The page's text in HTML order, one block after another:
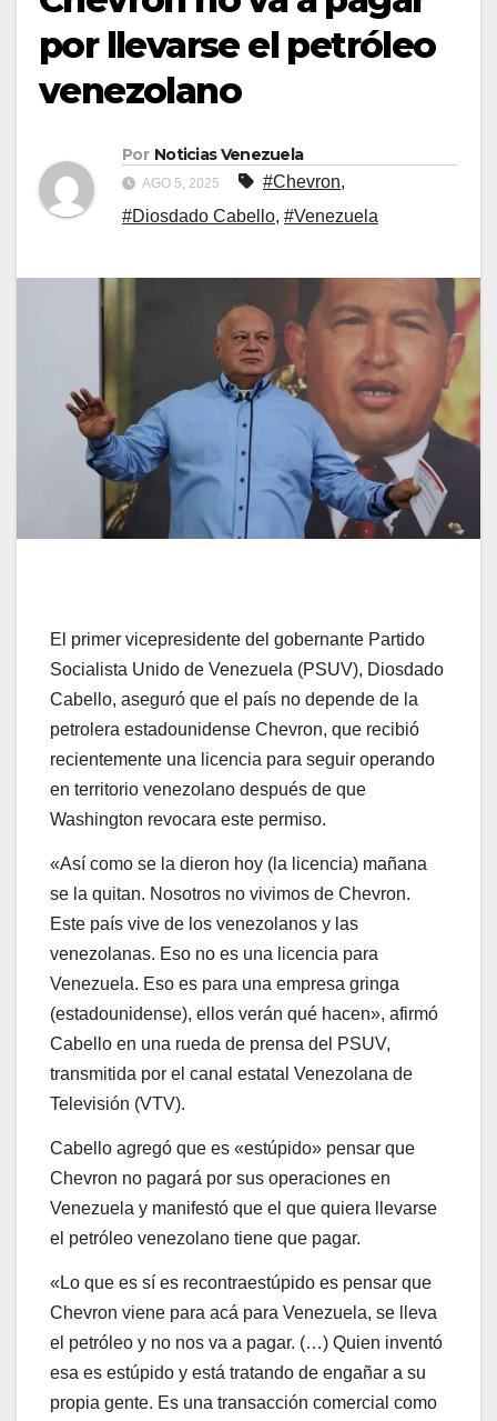
por llevarse el petróleo
venezolano
Por Noticias Venezuela
AGO 5, 2025 #Chevron,
#Diosdado Cabello, #Venezuela
El primer vicepresidente del gobernante Partido
Socialista Unido de Venezuela (PSUV), Diosdado
Cabello, aseguró que el país no depende de la
petrolera estadounidense Chevron, que recibió
recientemente una licencia para seguir operando
en territorio venezolano después de que
Washington revocara este permiso.
«Así como se la dieron hoy (la licencia) mañana
se la quitan. Nosotros no vivimos de Chevron.
Este país vive de los venezolanos y las
venezolanas. Eso no es una licencia para
Venezuela. Eso es para una empresa gringa
(estadounidense), ellos verán qué hacen», afirmó
Cabello en una rueda de prensa del PSUV,
transmitida por el canal estatal Venezolana de
Televisión (VTV).
Cabello agregó que es «estúpido» pensar que
Chevron no pagará por sus operaciones en
Venezuela y manifestó que el que quiera llevarse
el petróleo venezolano tiene que pagar.
«Lo que es sí es recontraestúpido es pensar que
Chevron viene para acá para Venezuela, se lleva
el petróleo y no nos va a pagar. (…) Quien inventó
esa es estúpido y está tratando de engañar a su
propia gente. Es una transacción comercial como